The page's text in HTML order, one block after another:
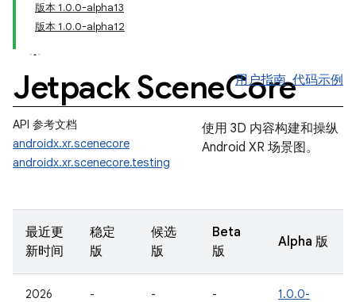
版本 1.0.0-alpha13
版本 1.0.0-alpha12
Jetpack SceneCore
用户指南 代码示例
API 参考文档
androidx.xr.scenecore
androidx.xr.scenecore.testing
使用 3D 内容构建和操纵
Android XR 场景图。
最近更
新时间
稳定
版
候选
版
Beta
版
Alpha 版
2026
- - -
1.0.0-